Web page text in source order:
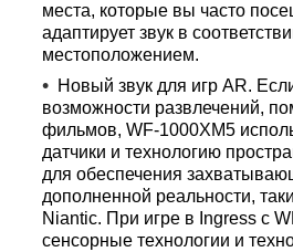
места, которые вы часто
адаптирует звук в
местоположением.
Новый звук для игр AR.
возможности развлечений,
фильмов, WF-1000XM5
датчики и технологию
для обеспечения
дополненной реальности,
Niantic. При игре в Ingress с
сенсорные технологии и